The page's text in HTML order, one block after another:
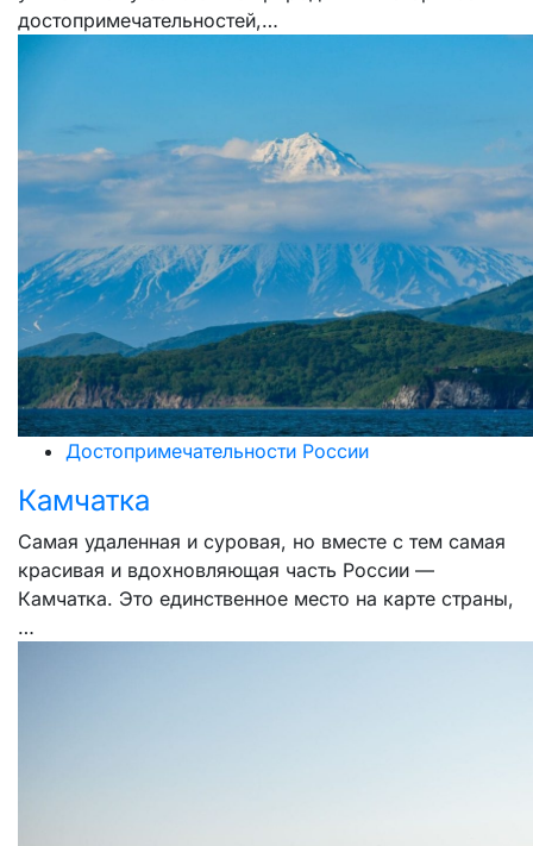
достопримечательностей,…
Достопримечательности России
Камчатка
Самая удаленная и суровая, но вместе с тем самая
красивая и вдохновляющая часть России —
Камчатка. Это единственное место на карте страны,
…